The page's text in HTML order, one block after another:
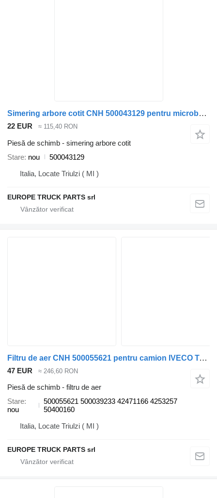
Simering arbore cotit CNH 500043129 pentru microbuz IVECO DAILY
22 EUR ≈ 115,40 RON
Piesă de schimb - simering arbore cotit
Stare nou
500043129
Italia, Locate Triulzi ( MI )
EUROPE TRUCK PARTS srl
Filtru de aer CNH 500055621 pentru camion IVECO Tector / Eurocargo / EuroFire
47 EUR ≈ 246,60 RON
Piesă de schimb - filtru de aer
Stare
nou
500055621 500039233 42471166 4253257
50400160
Italia, Locate Triulzi ( MI )
EUROPE TRUCK PARTS srl